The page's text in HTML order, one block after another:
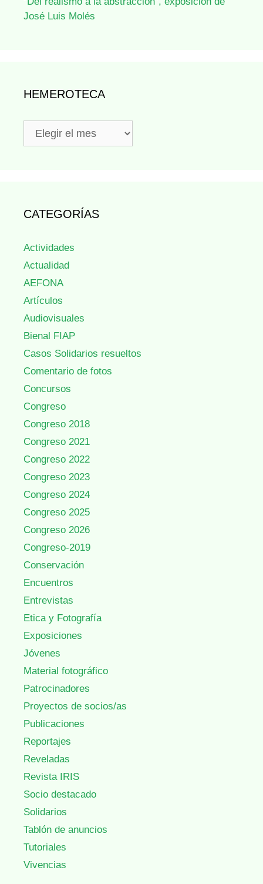
José Luis Molés
HEMEROTECA
Hemeroteca
CATEGORÍAS
Actividades
Actualidad
AEFONA
Artículos
Audiovisuales
Bienal FIAP
Casos Solidarios resueltos
Comentario de fotos
Concursos
Congreso
Congreso 2018
Congreso 2021
Congreso 2022
Congreso 2023
Congreso 2024
Congreso 2025
Congreso 2026
Congreso-2019
Conservación
Encuentros
Entrevistas
Etica y Fotografía
Exposiciones
Jóvenes
Material fotográfico
Patrocinadores
Proyectos de socios/as
Publicaciones
Reportajes
Reveladas
Revista IRIS
Socio destacado
Solidarios
Tablón de anuncios
Tutoriales
Vivencias